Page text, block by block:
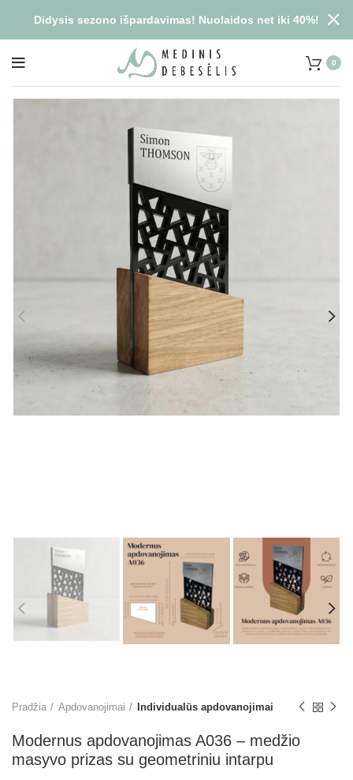
0
Pradžia Apdovanojimai Individualūs apdovanojimai
Modernus apdovanojimas A036 – medžio
masyvo prizas su geometriniu intarpu
Didysis sezono išpardavimas! Nuolaidos net iki 40%!